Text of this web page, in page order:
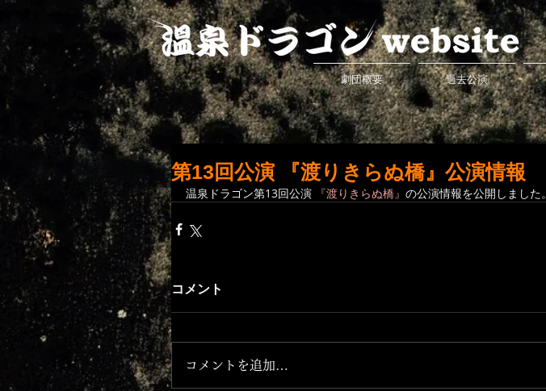
劇団概要 過去公演
第13回公演 『渡りきらぬ橋』公演情報
温泉ドラゴン第13回公演 『渡りきらぬ橋』 の公演情報を公開しました。
コメント
コメントを追加…